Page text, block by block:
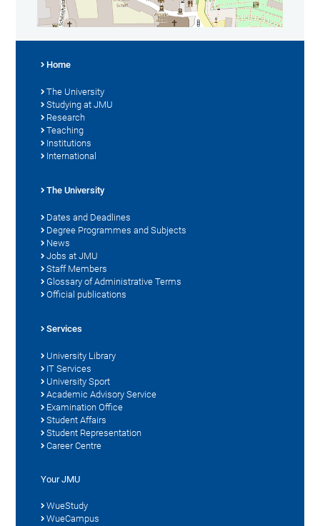
Home
The University
Studying at JMU
Research
Teaching
Institutions
International
The University
Dates and Deadlines
Degree Programmes and Subjects
News
Jobs at JMU
Staff Members
Glossary of Administrative Terms
Official publications
Services
University Library
IT Services
University Sport
Academic Advisory Service
Examination Office
Student Affairs
Student Representation
Career Centre
Your JMU
WueStudy
WueCampus